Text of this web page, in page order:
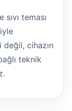
teması
değil, cihazın
teknik